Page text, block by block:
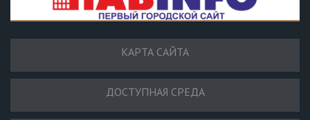
КАРТА САЙТА
ДОСТУПНАЯ СРЕДА